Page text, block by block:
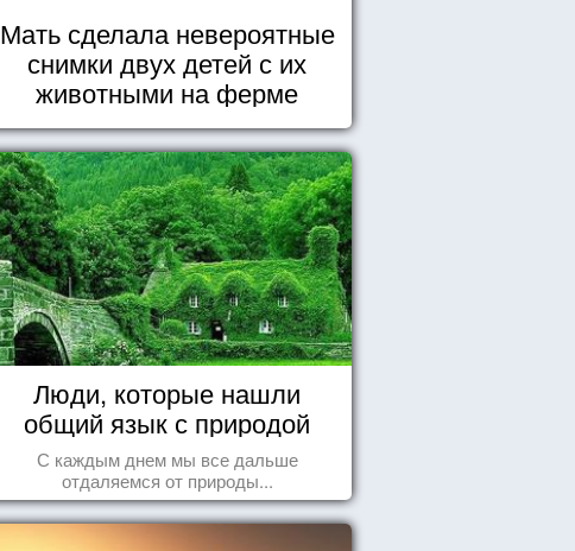
Мать сделала невероятные
снимки двух детей с их
животными на ферме
Люди, которые нашли
общий язык с природой
С каждым днем мы все дальше
отдаляемся от природы...